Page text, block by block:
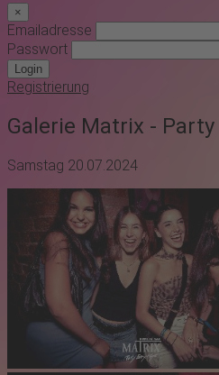
×
Emailadresse
Passwort
Login
Registrierung
Galerie Matrix - Party
Samstag 20.07.2024